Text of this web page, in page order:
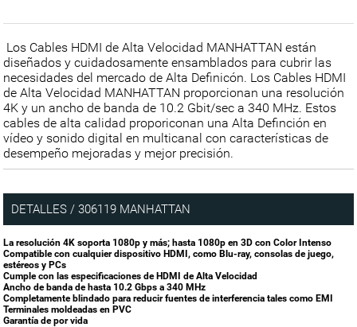
Los Cables HDMI de Alta Velocidad MANHATTAN están
diseñados y cuidadosamente ensamblados para cubrir las
necesidades del mercado de Alta Definicón. Los Cables HDMI
de Alta Velocidad MANHATTAN proporcionan una resolución
4K y un ancho de banda de 10.2 Gbit/sec a 340 MHz. Estos
cables de alta calidad proporiconan una Alta Definción en
vídeo y sonido digital en multicanal con características de
desempeño mejoradas y mejor precisión.
DETALLES / 306119 MANHATTAN
La resolución 4K soporta 1080p y más; hasta 1080p en 3D con Color Intenso
Compatible con cualquier dispositivo HDMI, como Blu-ray, consolas de juego,
estéreos y PCs
Cumple con las especificaciones de HDMI de Alta Velocidad
Ancho de banda de hasta 10.2 Gbps a 340 MHz
Completamente blindado para reducir fuentes de interferencia tales como EMI
Terminales moldeadas en PVC
Garantía de por vida